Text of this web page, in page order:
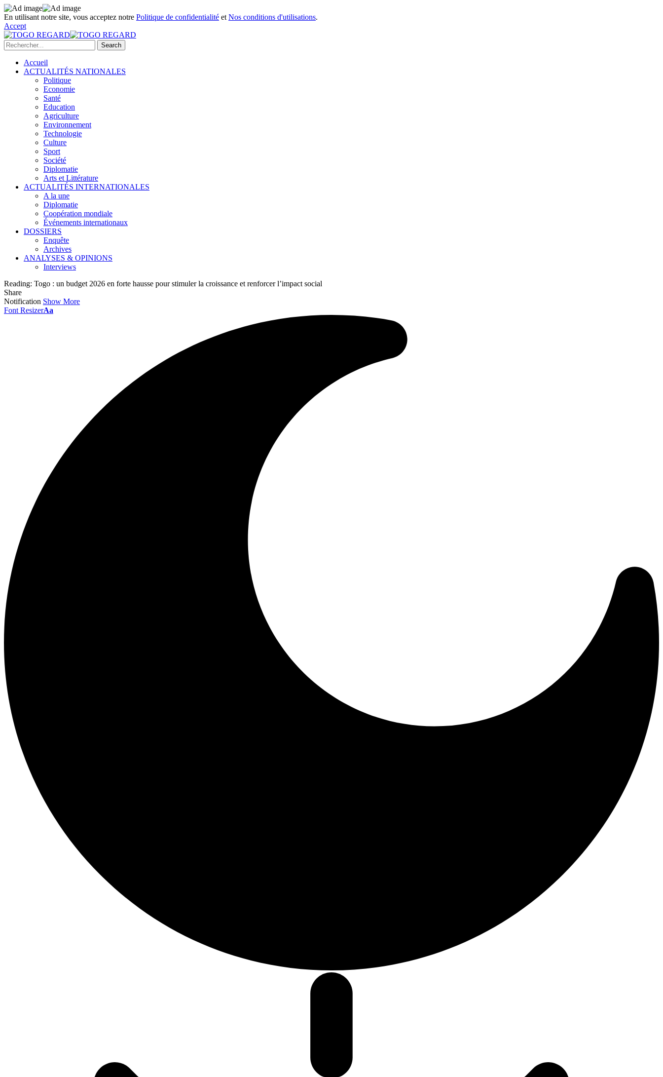
En utilisant notre site, vous acceptez notre Politique de confidentialité et Nos conditions d'utilisations.
Accept
Accueil
ACTUALITÉS NATIONALES
Politique
Economie
Santé
Education
Agriculture
Environnement
Technologie
Culture
Sport
Société
Diplomatie
Arts et Littérature
ACTUALITÉS INTERNATIONALES
A la une
Diplomatie
Coopération mondiale
Événements internationaux
DOSSIERS
Enquête
Archives
ANALYSES & OPINIONS
Interviews
Reading: Togo : un budget 2026 en forte hausse pour stimuler la croissance et renforcer l’impact social
Share
Notification Show More
Font ResizerAa